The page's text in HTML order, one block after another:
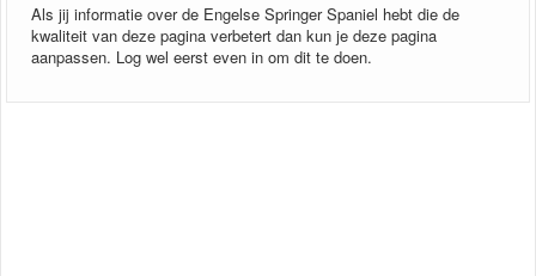
Als jij informatie over de Engelse Springer Spaniel hebt die de
kwaliteit van deze pagina verbetert dan kun je deze pagina
aanpassen. Log wel eerst even in om dit te doen.